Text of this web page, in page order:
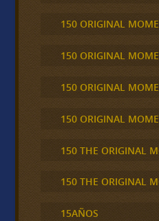
150 ORIGINAL
150 ORIGINAL
150 ORIGINAL
150 ORIGINAL
150 THE ORIGINAL
150 THE ORIGINAL
15AÑOS